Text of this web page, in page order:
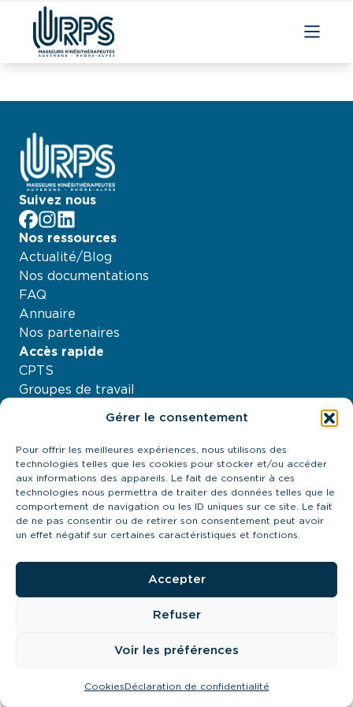
Gérer le consentement
Pour offrir les meilleures expériences, nous utilisons des
technologies telles que les cookies pour stocker et/ou accéder
aux informations des appareils. Le fait de consentir à ces
technologies nous permettra de traiter des données telles que le
comportement de navigation ou les ID uniques sur ce site. Le fait
de ne pas consentir ou de retirer son consentement peut avoir
un effet négatif sur certaines caractéristiques et fonctions.
Accepter
Refuser
Voir les préférences
CookiesDéclaration de confidentialité
Suivez nous
facebook
Instagram
LinkedIn
Nos ressources
Actualité/Blog
Nos documentations
FAQ
Annuaire
Nos partenaires
Accès rapide
CPTS
Groupes de travail
À propos
Contactez-nous
21 quai Antoine Riboud - 69002, Lyon
contact@urps-mk-ara.org
04 27 89 57 85
Politique de confidentialté